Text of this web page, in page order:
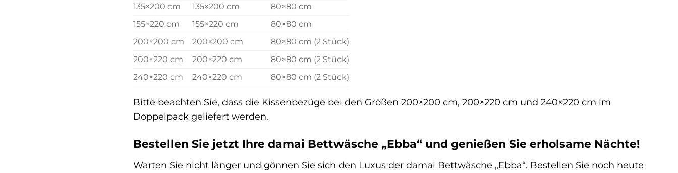
135×200 cm
135×200 cm
80×80 cm
155×220 cm
155×220 cm
80×80 cm
200×200 cm
200×200 cm
80×80 cm (2 Stück)
200×220 cm
200×220 cm
80×80 cm (2 Stück)
240×220 cm
240×220 cm 80×80 cm (2 Stück)
Bitte beachten Sie, dass die Kissenbezüge bei den Größen 200×200 cm, 200×220 cm und 240×220 cm im
Doppelpack geliefert werden.
Bestellen Sie jetzt Ihre damai Bettwäsche „Ebba“ und genießen Sie erholsame Nächte!
Warten Sie nicht länger und gönnen Sie sich den Luxus der damai Bettwäsche „Ebba“. Bestellen Sie noch heute